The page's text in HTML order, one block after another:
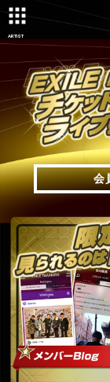
ARTIST
会
会